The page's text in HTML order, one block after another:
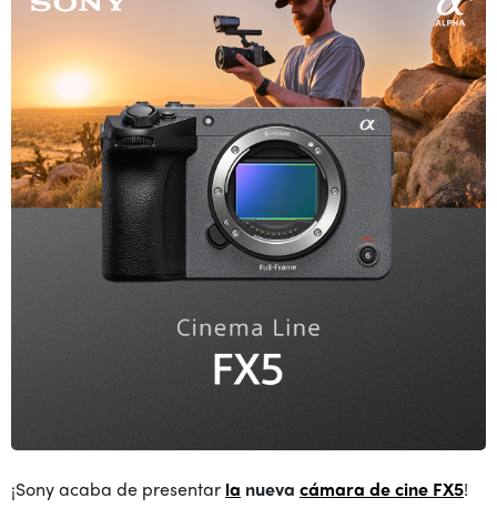
¡Sony acaba de presentar la nueva cámara de cine FX5!